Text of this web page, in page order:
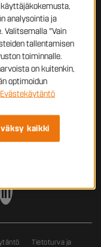
Tietoturva ja
analysointia ja
"Vain
tallentamisen
toiminnalle.
on kuitenkin,
optimoidun
Evästekäytäntö
kaikki